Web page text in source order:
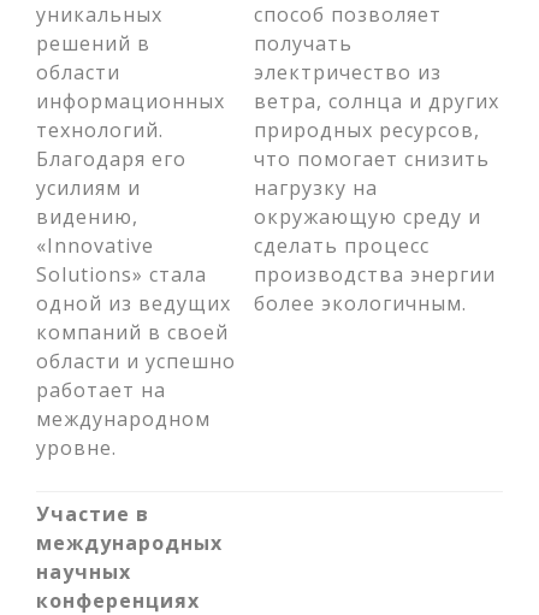
уникальных
решений в
области
информационных
технологий.
Благодаря его
усилиям и
видению,
«Innovative
Solutions» стала
одной из ведущих
компаний в своей
области и успешно
работает на
международном
уровне.
способ позволяет
получать
электричество из
ветра, солнца и других
природных ресурсов,
что помогает снизить
нагрузку на
окружающую среду и
сделать процесс
производства энергии
более экологичным.
Участие в
международных
научных
конференциях